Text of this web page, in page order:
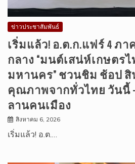
ข่าวประชาสัมพันธ์
เริ่มแล้ว! อ.ต.ก.แฟร์ 4 ภา
กลาง “มนต์เสน่ห์เกษตรไ
มหานคร” ชวนชิม ช้อป สิ
คุณภาพจากทั่วไทย วันนี้
ลานคนเมือง
สิงหาคม 6, 2026
เริ่มแล้ว! อ.ต.…